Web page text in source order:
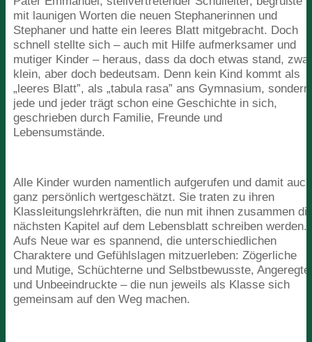
mit launigen Worten die neuen Stephanerinnen und
Stephaner und hatte ein leeres Blatt mitgebracht. Doch
schnell stellte sich – auch mit Hilfe aufmerksamer und
mutiger Kinder – heraus, dass da doch etwas stand,
klein, aber doch bedeutsam. Denn kein Kind kommt als
„leeres Blatt”, als„tabula rasa” ans Gymnasium, sondern
jede und jeder trägt schon eine Geschichte in sich,
geschrieben durch Familie, Freunde und
Lebensumstände.
Alle Kinder wurden namentlich aufgerufen und damit auch
ganz persönlich wertgeschätzt. Sie traten zu ihren
Klassleitungslehrkräften, die nun mit ihnen zusammen
nächsten Kapitel auf dem Lebensblatt schreiben werden.
Aufs Neue war es spannend, die unterschiedlichen
Charaktere und Gefühlslagen mitzuerleben: Zögerliche
und Mutige, Schüchterne und Selbstbewusste, Angeregte
und Unbeeindruckte – die nun jeweils als Klasse sich
gemeinsam auf den Weg machen.